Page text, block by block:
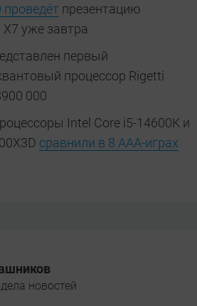
проведёт презентацию
уже завтра
первый
процессор Rigetti
000
Intel Core i5-14600K и
сравнили в 8 ААА-играх
новостей